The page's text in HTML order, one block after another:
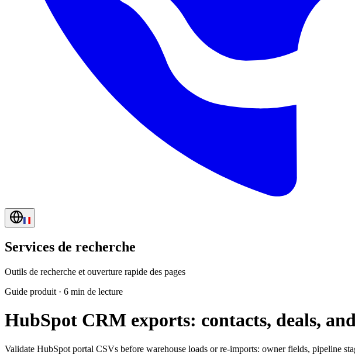
Services de recherche
Outils de recherche et ouverture rapide des pages
Guide produit · 6 min de lecture
HubSpot CRM exports: contacts, deals,
Validate HubSpot portal CSVs before warehouse loads or re-imports: owner fields, pipeline